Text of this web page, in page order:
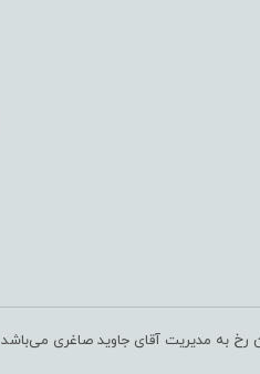
رخ به مدیریت آقای جاوید صاغری می‌باشد